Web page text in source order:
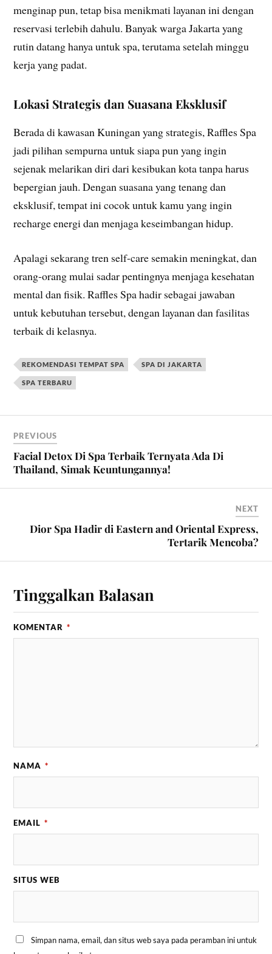
menginap pun, tetap bisa menikmati layanan ini dengan
reservasi terlebih dahulu. Banyak warga Jakarta yang
rutin datang hanya untuk spa, terutama setelah minggu
kerja yang padat.
Lokasi Strategis dan Suasana Eksklusif
Berada di kawasan Kuningan yang strategis, Raffles Spa
jadi pilihan sempurna untuk siapa pun yang ingin
sejenak melarikan diri dari kesibukan kota tanpa harus
bepergian jauh. Dengan suasana yang tenang dan
eksklusif, tempat ini cocok untuk kamu yang ingin
recharge energi dan menjaga keseimbangan hidup.
Apalagi sekarang tren self-care semakin meningkat, dan
orang-orang mulai sadar pentingnya menjaga kesehatan
mental dan fisik. Raffles Spa hadir sebagai jawaban
untuk kebutuhan tersebut, dengan layanan dan fasilitas
terbaik di kelasnya.
REKOMENDASI TEMPAT SPA SPA DI JAKARTA
SPA TERBARU
PREVIOUS
Facial Detox Di Spa Terbaik Ternyata Ada Di
Thailand, Simak Keuntungannya!
NEXT
Dior Spa Hadir di Eastern and Oriental Express,
Tertarik Mencoba?
Tinggalkan Balasan
KOMENTAR *
NAMA *
EMAIL *
SITUS WEB
Simpan nama, email, dan situs web saya pada peramban ini untuk